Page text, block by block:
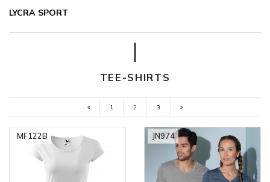
LYCRA SPORT
TEE-SHIRTS
« 1
2
3 »
MF122B JN974